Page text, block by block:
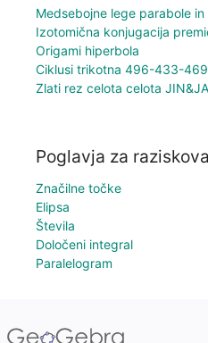
Medsebojne lege parabole
Izotomična konjugacija
Origami hiperbola
Ciklusi trikotna 496-433-469
Zlati rez celota celota
Poglavja za
Značilne točke
Elipsa
Števila
Določeni integral
Paralelogram